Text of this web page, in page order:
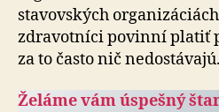
stavovských
zdravotníci povinní platiť
za to často nič nedostávajú.
Želáme vám úspešný